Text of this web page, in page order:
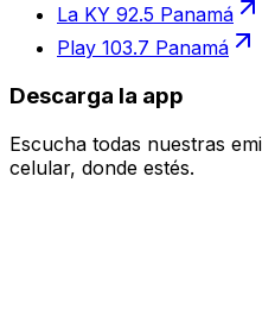
La KY 92.5 Panamá
Play 103.7 Panamá
Descarga la app
Escucha todas nuestras
celular, donde estés.